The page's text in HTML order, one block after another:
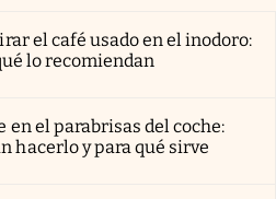
el café usado en el inodoro:
lo recomiendan
en el parabrisas del coche:
hacerlo y para qué sirve